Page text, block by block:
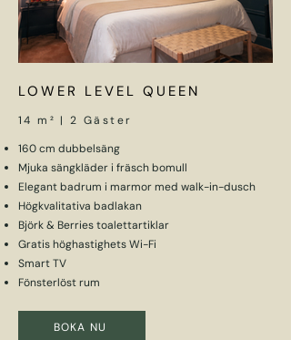
LOWER LEVEL QUEEN
14 m² | 2 Gäster
160 cm dubbelsäng
Mjuka sängkläder i fräsch bomull
Elegant badrum i marmor med walk-in-dusch
Högkvalitativa badlakan
Björk & Berries toalettartiklar
Gratis höghastighets Wi-Fi
Smart TV
Fönsterlöst rum
BOKA NU